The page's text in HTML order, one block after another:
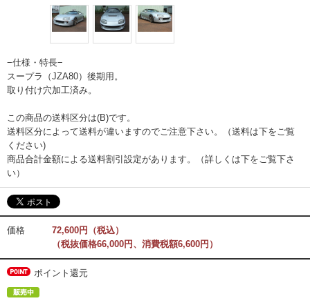
−仕様・特長−
スープラ（JZA80）後期用。
取り付け穴加工済み。
この商品の送料区分は(B)です。
送料区分によって送料が違いますのでご注意下さい。（送料は下をご覧
ください)
商品合計金額による送料割引設定があります。（詳しくは下をご覧下さ
い）
価格
72,600円（税込）
（税抜価格66,000円、消費税額6,600円）
ポイント還元